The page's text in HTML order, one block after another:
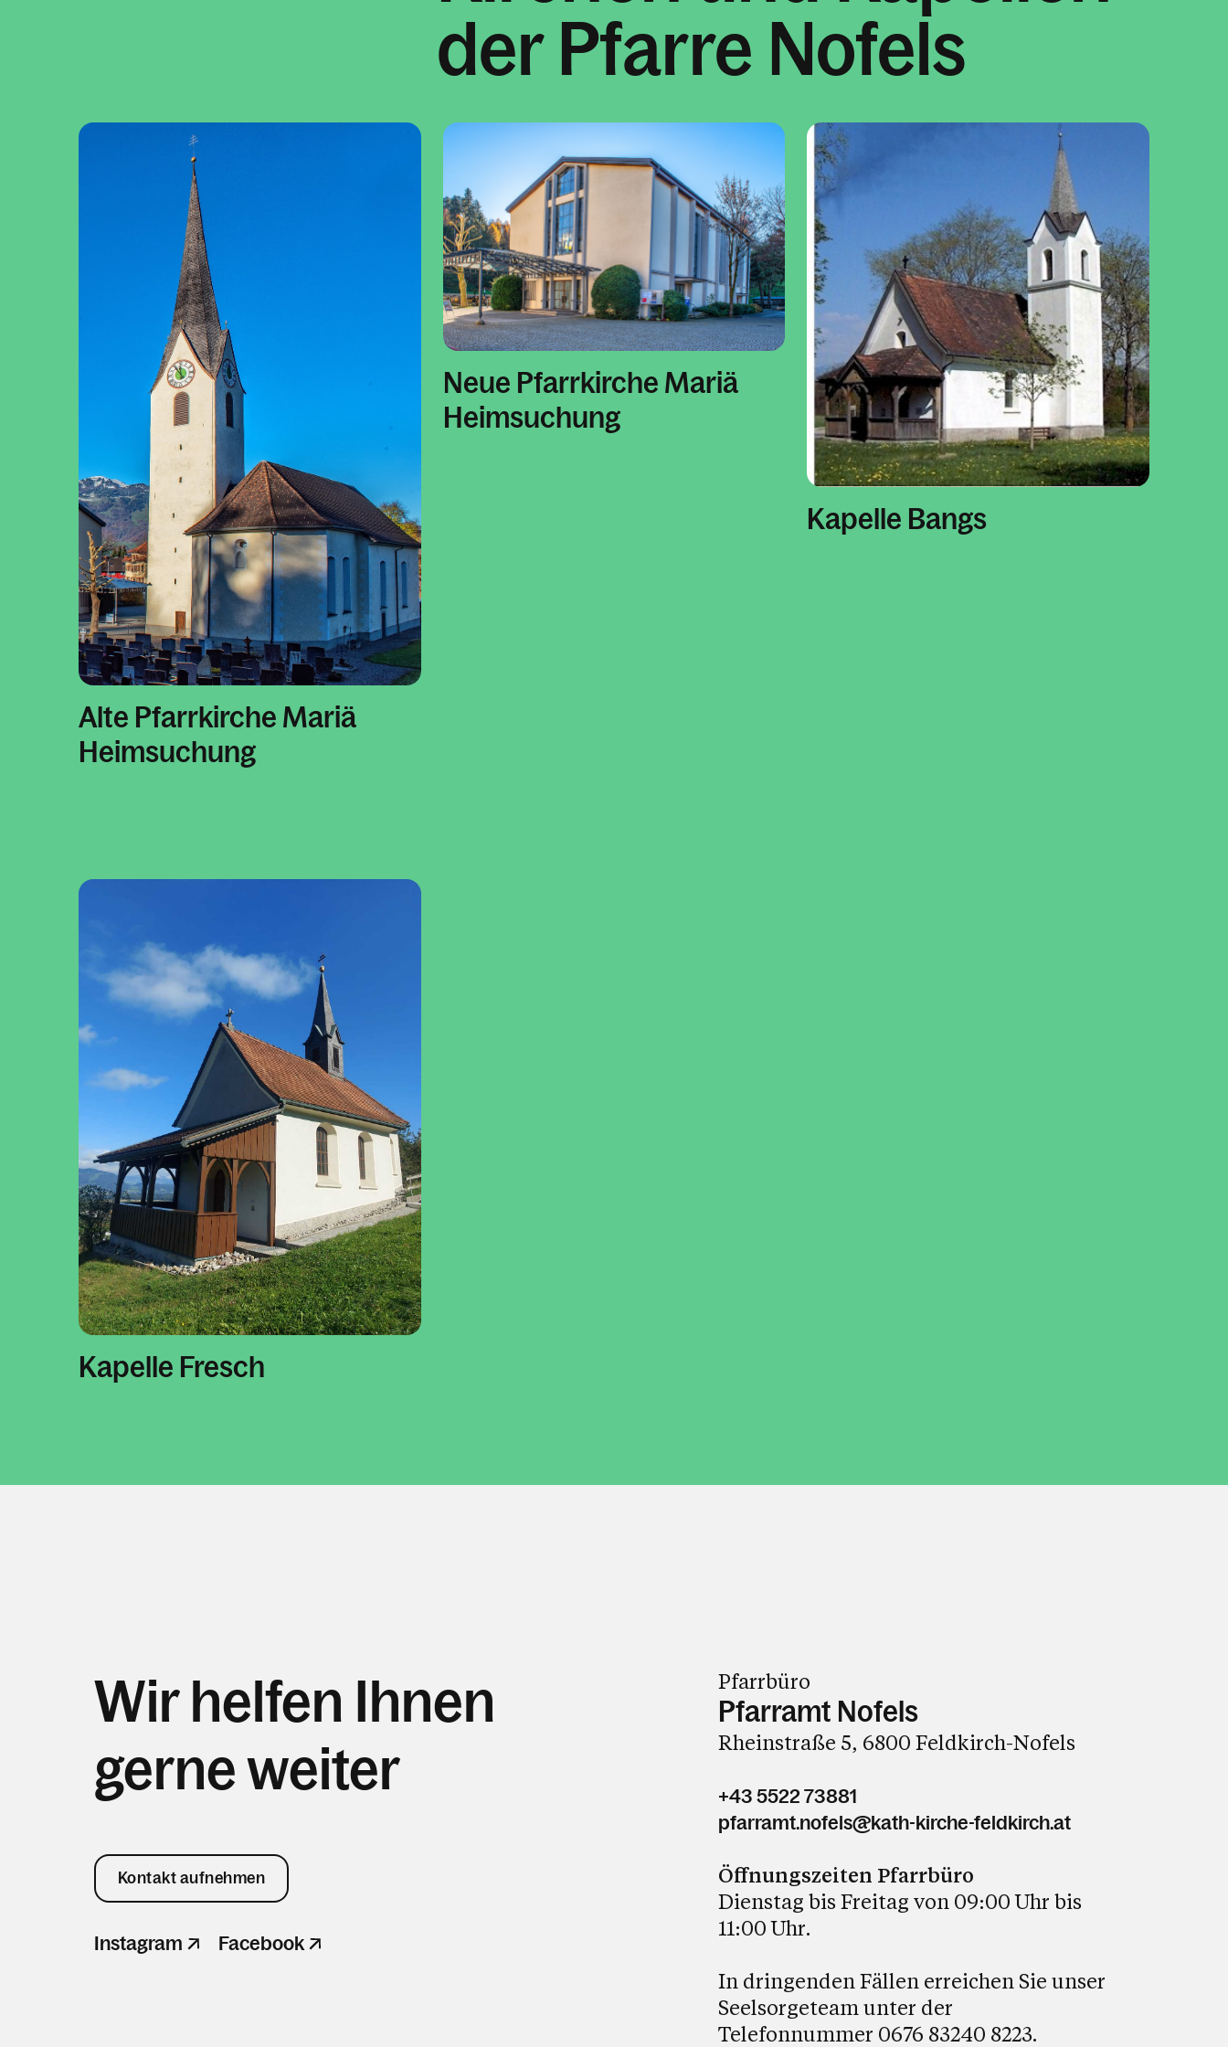
der Pfarre Nofels
Alte Pfarrkirche Mariä
Heimsuchung
Neue Pfarrkirche Mariä
Heimsuchung
Kapelle Bangs
Kapelle Fresch
Wir helfen Ihnen
gerne weiter
Kontakt aufnehmen
Instagram Facebook
Pfarrbüro
Pfarramt Nofels
Rheinstraße 5, 6800 Feldkirch-Nofels
+43 5522 73881
pfarramt.nofels@kath-kirche-feldkirch.at
Öffnungszeiten Pfarrbüro
Dienstag bis Freitag von 09:00 Uhr bis
11:00 Uhr.
In dringenden Fällen erreichen Sie unser
Seelsorgeteam unter der
Telefonnummer 0676 83240 8223.